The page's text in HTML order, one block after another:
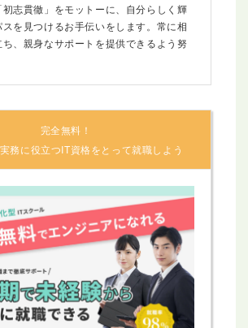
志貫徹」をモットーに、自分らしく輝
スを見つけるお手伝いをします。常に相
、親身なサポートを提供できるよう努
完全無料！
務に役立つIT資格をとって就職しよう